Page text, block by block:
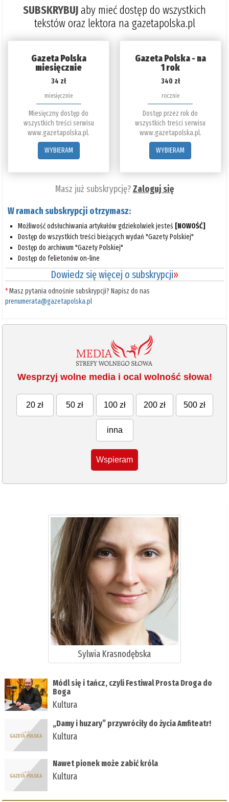
SUBSKRYBUJaby mieć dostęp do wszystkich
tekstów oraz lektora na gazetapolska.pl
Gazeta Polska
miesięcznie
34 zł
miesięcznie
Miesięczny dostęp do
wszystkich treści serwisu
www.gazetapolska.pl.
WYBIERAM
Gazeta Polska - na
1 rok
340 zł
rocznie
Dostęp przez rok do
wszystkich treści serwisu
www.gazetapolska.pl.
WYBIERAM
Masz już subskrypcję?Zaloguj się
W ramach subskrypcji otrzymasz:
Możliwość odsłuchiwania artykułów gdziekolwiek jesteś [NOWOŚĆ]
Dostęp do wszystkich treści bieżących wydań "Gazety Polskiej"
Dostęp do archiwum "Gazety Polskiej"
Dostęp do felietonów on-line
Dowiedz się więcej o subskrypcji»
*Masz pytania odnośnie subskrypcji? Napisz do nas
prenumerata@gazetapolska.pl
Wesprzyj wolne media i ocal wolność słowa!
20 zł 50 zł 100 zł 200 zł 500 zł
inna
Wspieram
Sylwia Krasnodębska
Módl się i tańcz, czyli Festiwal Prosta Droga do
Boga
Kultura
„Damy i huzary” przywróciły do życia Amfiteatr!
Kultura
Nawet pionek może zabić króla
Kultura